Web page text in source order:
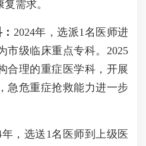
需求。
2024年，选派1名医师进
市级临床重点专科。2025
合理的重症医学科，开展
急危重症抢救能力进一步
年，选送1名医师到上级医